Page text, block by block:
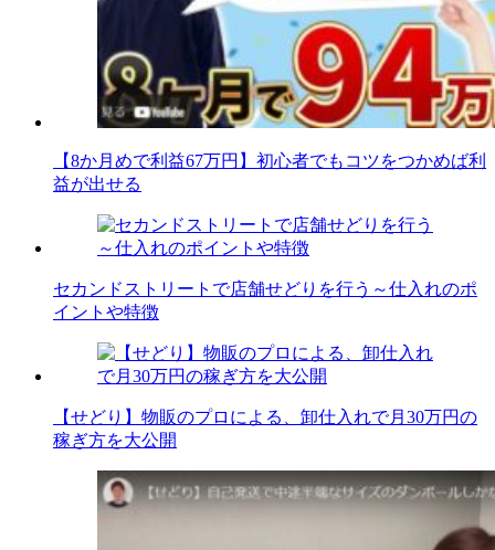
【8か月めで利益67万円】初心者でもコツをつかめば利
益が出せる
セカンドストリートで店舗せどりを行う～仕入れのポ
イントや特徴
【せどり】物販のプロによる、卸仕入れで月30万円の
稼ぎ方を大公開